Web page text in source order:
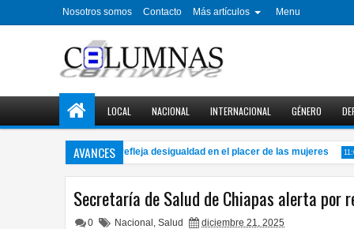
Nosotros somos Contacto Más artículos Menu
LOCAL NACIONAL INTERNACIONAL GÉNERO
AVANCES
brecha del orgasmo refleja desigualdad en el placer de las mujeres 11:07
Secretaría de Salud de Chiapas alerta por
0 Nacional , Salud diciembre 21, 2025